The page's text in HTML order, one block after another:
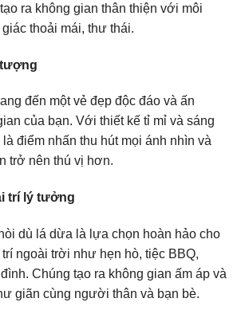
ra không gian thân thiện với môi
thoải mái, thư thái.
đến một vẻ đẹp độc đáo và ấn
của bạn. Với thiết kế tỉ mỉ và sáng
điểm nhấn thu hút mọi ánh nhìn và
trở nên thú vị hơn.
trí lý tưởng
dù lá dừa là lựa chọn hoàn hảo cho
ngoài trời như hẹn hò, tiệc BBQ,
Chúng tạo ra không gian ấm áp và
giãn cùng người thân và bạn bè.